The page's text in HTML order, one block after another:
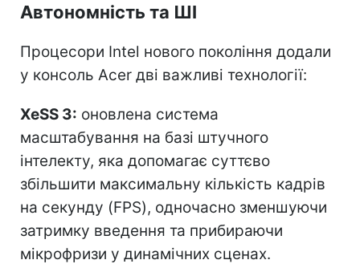
Автономність та ШІ
Процесори Intel нового покоління додали
у консоль Acer дві важливі технології:
XeSS 3: оновлена система
масштабування на базі штучного
інтелекту, яка допомагає суттєво
збільшити максимальну кількість кадрів
на секунду (FPS), одночасно зменшуючи
затримку введення та прибираючи
мікрофризи у динамічних сценах.